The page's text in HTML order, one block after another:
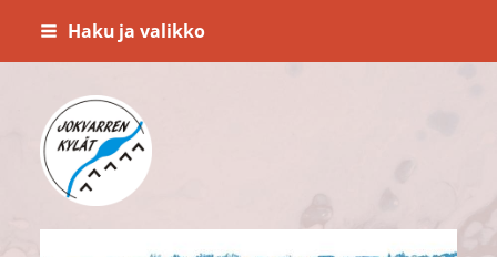
Siirry
Haku ja valikko
Jokvarren kylät ry.